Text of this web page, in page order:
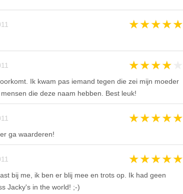
★★★★★
★★★★
Ik kwam pas iemand tegen die zei mijn moeder
die deze naam hebben. Best leuk!
★★★★★
ga waarderen!
★★★★★
bij me, ik ben er blij mee en trots op. Ik had geen
Jacky's in the world! ;-)